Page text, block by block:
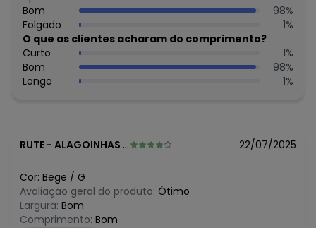
abril/2026 N/D*
março/2026 N/D*
fevereiro/2026 R$ 17,95
Bom
98%
Folgado
1%
O que as clientes acharam do comprimento?
Curto
1%
Bom
98%
Longo
1%
RUTE - ALAGOINHAS - BA 22/07/2025
Cor: Bege / G
Avaliação geral do produto: Ótimo
Largura: Bom
Comprimento: Bom